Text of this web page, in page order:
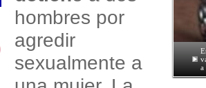
a
hombres por
agredir
sexualmente a